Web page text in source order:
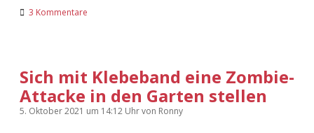
3 Kommentare
Sich mit Klebeband eine Zombie-
Attacke in den Garten stellen
5. Oktober 2021 um 14:12 Uhrvon Ronny